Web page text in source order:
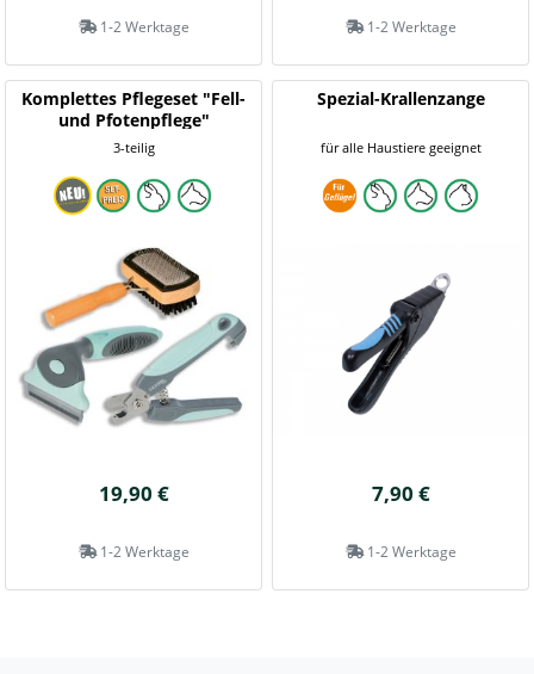
1-2 Werktage 1-2 Werktage
Komplettes Pflegeset "Fell-
und Pfotenpflege"
3-teilig
19,90 €
1-2 Werktage
Spezial-Krallenzange
für alle Haustiere geeignet
7,90 €
1-2 Werktage